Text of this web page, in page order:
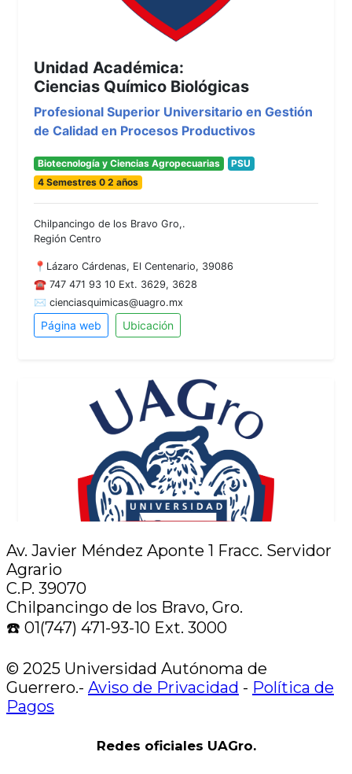
Av. Javier Méndez Aponte 1 Fracc. Servidor
Agrario
C.P. 39070
Chilpancingo de los Bravo, Gro.
☎️ 01(747) 471-93-10 Ext. 3000
© 2025 Universidad Autónoma de
Guerrero.- Aviso de Privacidad - Política de
Pagos
Redes oficiales UAGro.